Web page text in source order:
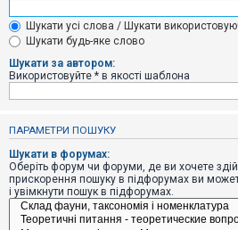
Т
е
м
и
б
і
п
о
в
і
д
Шукати усі слова / Шукати
Шукати будь-яке слово
Шукати за автором:
Використовуйте * в якості шаблона
ПАРАМЕТРИ ПОШУКУ
Шукати в форумах:
Оберіть форум чи форуми, де ви хочете
прискорення пошуку в підфорумах ви
і увімкнути пошук в підфорумах.